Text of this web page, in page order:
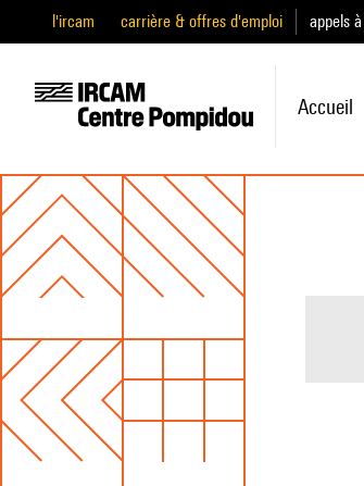
l'ircam carrière & offres d'emploi appels
Accueil